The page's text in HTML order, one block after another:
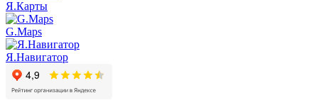
Я.Карты
G.Maps
Я.Навигатор